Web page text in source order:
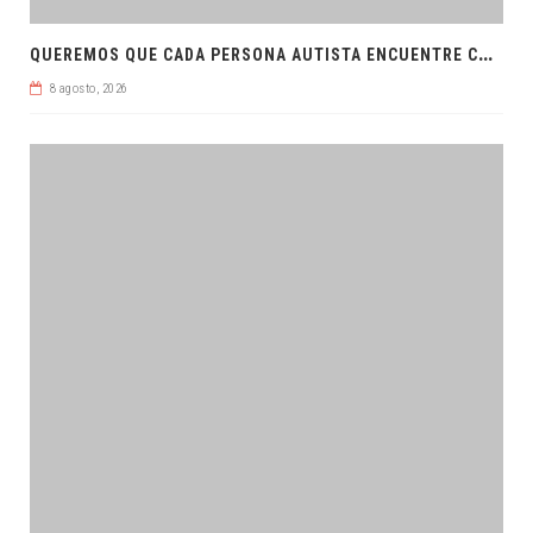
Q
UEREMOS QUE CADA PERSONA AUTISTA ENCUENTRE COMPRENSIÓN: JDM
8 agosto, 2026